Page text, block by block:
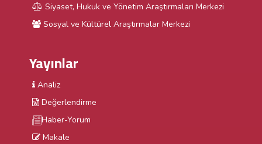
Siyaset, Hukuk ve Yönetim Araştırmaları Merkezi
Sosyal ve Kültürel Araştırmalar Merkezi
Yayınlar
Analiz
Değerlendirme
Haber-Yorum
Makale